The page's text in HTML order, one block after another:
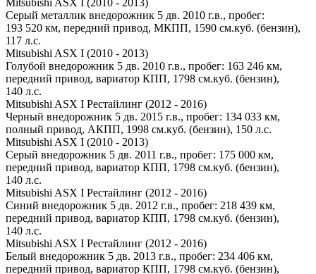
Серый металлик внедорожник 5 дв. 2010 г.в., пробег:
193 520 км, передний привод, МКПП, 1590 см.куб. (бензин),
117 л.с.
Mitsubishi ASX I (2010 - 2013)
Голубой внедорожник 5 дв. 2010 г.в., пробег: 163 246 км,
передний привод, вариатор КПП, 1798 см.куб. (бензин),
140 л.с.
Mitsubishi ASX I Рестайлинг (2012 - 2016)
Черный внедорожник 5 дв. 2015 г.в., пробег: 134 033 км,
полный привод, АКПП, 1998 см.куб. (бензин), 150 л.с.
Mitsubishi ASX I (2010 - 2013)
Серый внедорожник 5 дв. 2011 г.в., пробег: 175 000 км,
передний привод, вариатор КПП, 1798 см.куб. (бензин),
140 л.с.
Mitsubishi ASX I Рестайлинг (2012 - 2016)
Синий внедорожник 5 дв. 2012 г.в., пробег: 218 439 км,
передний привод, вариатор КПП, 1798 см.куб. (бензин),
140 л.с.
Mitsubishi ASX I Рестайлинг (2012 - 2016)
Белый внедорожник 5 дв. 2013 г.в., пробег: 234 406 км,
передний привод, вариатор КПП, 1798 см.куб. (бензин),